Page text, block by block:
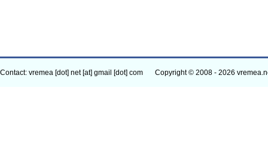
Contact: vremea [dot] net [at] gmail [dot] com Copyright © 2008 - 2026